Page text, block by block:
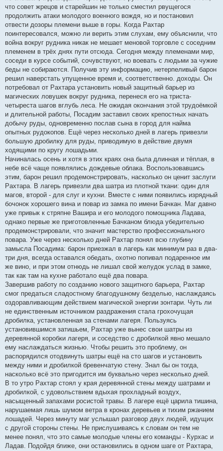
что совет жрецов и старейшин не только сместил рвущегося
продолжить атаки молодого военного вождя, но и постановил
отвести дозоры племени выше в горы. Когда Рахтар
поинтересовался, можно ли верить этим слухам, ему объяснили, что
война вокруг рудника никак не мешает меновой торговле с соседним
племенем в трёх днях пути отсюда. Сегодня между племенами мир,
соседи в курсе событий, сочувствуют, но воевать с людьми за чужие
беды не собираются. Получив эту информацию, нетерпеливый барон
решил наверстать упущенное время и, соответственно. доходы. Он
потребовал от Рахтара установить новый защитный барьер из
магических ловушек вокруг рудника, перенеся его на триста-
четыреста шагов вглубь леса. Не ожидая окончания этой трудоёмкой
и длительной работы, Посадим заставил своих крепостных начать
добычу руды, одновременно послав сына в город для найма
опытных рудокопов. Ещё через несколько дней в лагерь привезли
большую дробилку для руды, приводимую в действие двумя
ходящими по кругу лошадьми.
Начиналась осень и хотя в этих краях она была длинная и тёплая, в
небе всё чаще появлялись дождевые облака. Воспользовавшись
этим, барон решил продемонстрировать, насколько он ценит заслуги
Рахтара. В лагерь привезли два шатра из плотной ткани: один для
магов, второй - для слуг и кухни. Вместе с ними появились изрядный
бочонок хорошего вина и повар из замка по имени Бачкан. Маг давно
уже привык к стряпне Вашира и его молодого помощника Ладава,
однако первые же приготовленные Бачканом блюда убедительно
продемонстрировали, что значит мастерство профессионального
повара. Уже через несколько дней Рахтар понял всю глубину
замысла Посадима: барон приезжал в лагерь как минимум раз в два-
три дня, всегда оставался обедать, охотно попивал подаренное им
же вино, и при этом отнюдь не лишал свой желудок услад в замке,
так как там на кухне работало ещё два повара.
Завершив работу по созданию нового защитного барьера, Рахтар
смог предаться сладостному благодушному безделью, наслаждаясь
оздоравливающим действием магической энергии зонтари. Чуть ли
не единственным источником раздражения стала грохочущая
дробилка, установленная за стенами лагеря. Пользуясь
установившимся затишьем, Рахтар уже вынес свои шатры из
деревянной коробки лагеря, и соседство с дробилкой явно мешало
ему наслаждаться жизнью. Чтобы решить это проблему, он
распорядился отодвинуть шатры ещё на сто шагов и установить
между ними и дробилкой бревенчатую стену. Знал бы он тогда,
насколько всё это пригодится им буквально через несколько дней.
В то утро Рахтар стоял у края деревянной стены между шатрами и
дробилкой, с удовольствием вдыхая прохладный воздух,
насыщенный запахами росистой травы. В лагере ещё царила тишина,
нарушаемая лишь шумом ветра в кронах деревьев и тихим ржанием
лошадей. Через минуту маг услышал разговор двух людей, идущих
с другой стороны стены. Не прислушиваясь к словам он тем не
менее понял, что это самые молодые члены его команды - Курхас и
Ладав. Подойдя ближе, они остановились в одном шаге от Рахтара,